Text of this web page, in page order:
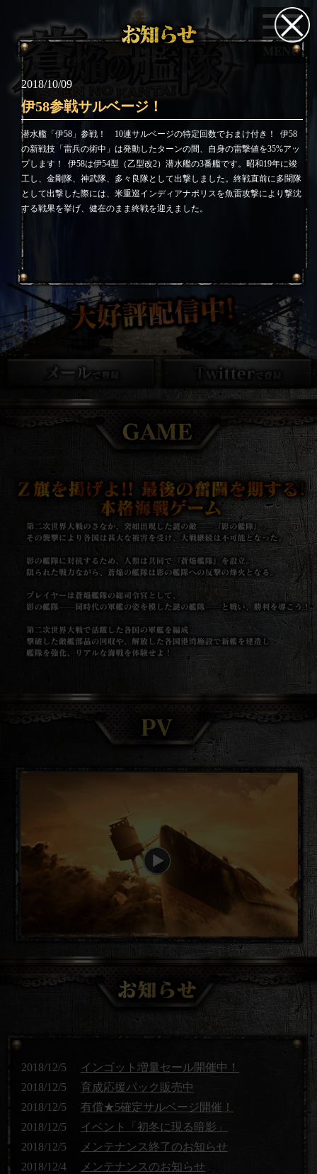
2018/10/09
伊58参戦サルベージ！
潜水艦「伊58」参戦！ 10連サルベージの特定回数でおまけ付き！
伊58
の新戦技「雷兵の術中」は発動したターンの間、自身の雷撃値を35%アッ
プします！
伊58は伊54型（乙型改2）潜水艦の3番艦です。昭和19年に竣
工し、金剛隊、神武隊、多々良隊として出撃しました。終戦直前に多聞隊
として出撃した際には、米重巡インディアナポリスを魚雷攻撃により撃沈
する戦果を挙げ、健在のまま終戦を迎えました。
2018/12/5
インゴット増量セール開催中！
2018/12/5
育成応援パック販売中
2018/12/5
有償★5確定サルベージ開催！
2018/12/5
イベント「初冬に現る暗影」
2018/12/5
メンテナンス終了のお知らせ
2018/12/4
メンテナンスのお知らせ